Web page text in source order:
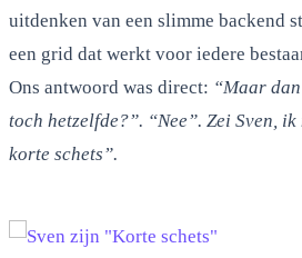
uitdenken van een slimme backend
een grid dat werkt voor iedere
Ons antwoord was direct: “Maar
toch hetzelfde?”. “Nee”. Zei Sven, ik
korte schets”.